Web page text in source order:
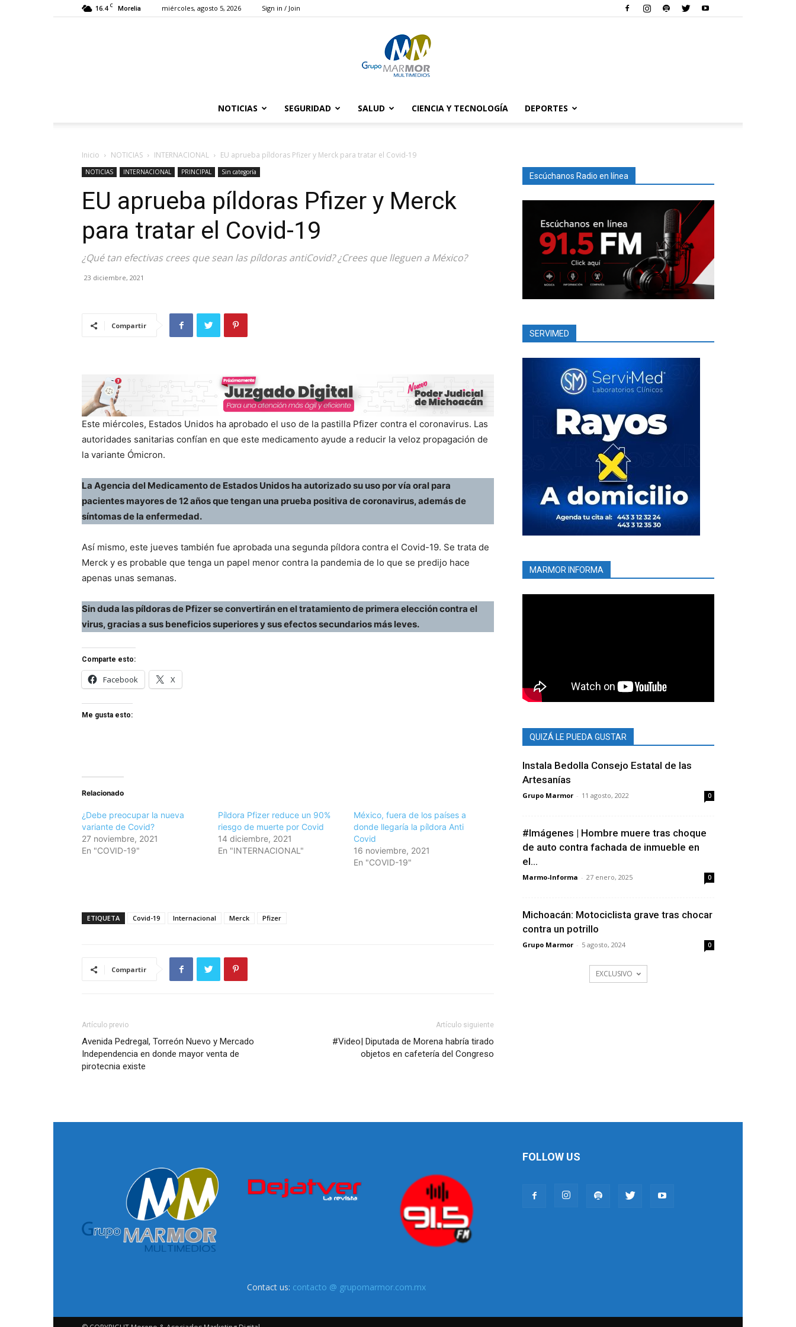
16.4 C Morelia miércoles, agosto 5, 2026 Sign in / Join
Marmor
NOTICIAS SEGURIDAD SALUD CIENCIA Y TECNOLOGÍA DEPORTES
Inicio NOTICIAS INTERNACIONAL EU aprueba píldoras Pfizer y Merck para tratar el Covid-19
NOTICIAS INTERNACIONAL PRINCIPAL Sin categoría
EU aprueba píldoras Pfizer y Merck
para tratar el Covid-19
¿Qué tan efectivas crees que sean las píldoras antiCovid? ¿Crees que lleguen a México?
23 diciembre, 2021
Compartir
Este miércoles, Estados Unidos ha aprobado el uso de la pastilla Pfizer contra el coronavirus. Las
autoridades sanitarias confían en que este medicamento ayude a reducir la veloz propagación de
la variante Ómicron.
La Agencia del Medicamento de Estados Unidos ha autorizado su uso por vía oral para
pacientes mayores de 12 años que tengan una prueba positiva de coronavirus, además de
síntomas de la enfermedad.
Así mismo, este jueves también fue aprobada una segunda píldora contra el Covid-19. Se trata de
Merck y es probable que tenga un papel menor contra la pandemia de lo que se predijo hace
apenas unas semanas.
Sin duda las píldoras de Pfizer se convertirán en el tratamiento de primera elección contra el
virus, gracias a sus beneficios superiores y sus efectos secundarios más leves.
Comparte esto:
Facebook X
Me gusta esto:
Relacionado
¿Debe preocupar la nueva
variante de Covid?
27 noviembre, 2021
En "COVID-19"
Píldora Pfizer reduce un 90%
riesgo de muerte por Covid
14 diciembre, 2021
En "INTERNACIONAL"
México, fuera de los países a
donde llegaría la píldora Anti
Covid
16 noviembre, 2021
En "COVID-19"
ETIQUETA Covid-19 Internacional Merck Pfizer
Compartir
Artículo previo
Avenida Pedregal, Torreón Nuevo y Mercado
Independencia en donde mayor venta de
pirotecnia existe
Artículo siguiente
#Video| Diputada de Morena habría tirado
objetos en cafetería del Congreso
Escúchanos Radio en línea
SERVIMED
MARMOR INFORMA
QUIZÁ LE PUEDA GUSTAR
Instala Bedolla Consejo Estatal de las
Artesanías
Grupo Marmor - 11 agosto, 2022 0
#Imágenes | Hombre muere tras choque
de auto contra fachada de inmueble en
el...
Marmo-Informa - 27 enero, 2025 0
Michoacán: Motociclista grave tras chocar
contra un potrillo
Grupo Marmor - 5 agosto, 2024 0
EXCLUSIVO
Contact us: contacto @ grupomarmor.com.mx
FOLLOW US